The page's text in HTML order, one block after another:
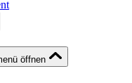
öffnen